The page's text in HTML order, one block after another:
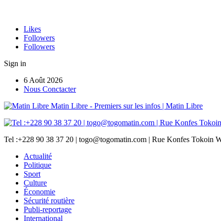
Likes
Followers
Followers
Sign in
6 Août 2026
Nous Conctacter
Matin Libre - Premiers sur les infos | Matin Libre
Tel :+228 90 38 37 20 | togo@togomatin.com | Rue Konfes Tokoin
Actualité
Politique
Sport
Culture
Économie
Sécurité routière
Publi-reportage
International